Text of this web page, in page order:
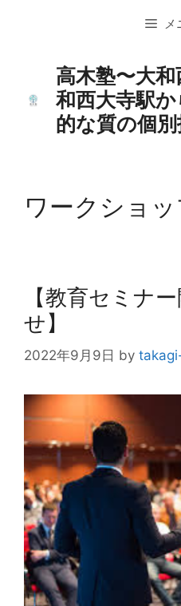
メ
高木塾〜大
和西大寺駅
的な質の個
ワークショ
【教育セミナ
せ】
2022年9月9日 by